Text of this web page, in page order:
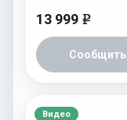
13 999 e
Сообщить
Видео